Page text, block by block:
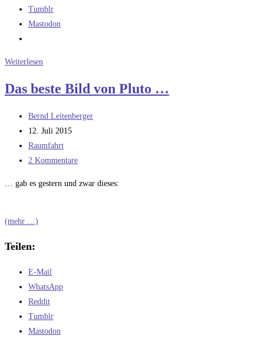
Tumblr
Mastodon
Weiterlesen
einen
als
erste
Stufe
zu
ersetzen
Das beste Bild von Pluto …
Beitrags-
Autor:
Bernd Leitenberger
Beitrag
veröffentlicht:
12. Juli 2015
Beitrags-
Kategorie:
Raumfahrt
Beitrags-
2 Kommentare
… gab es gestern und zwar dieses:
(mehr …)
Teilen:
E-Mail
WhatsApp
Reddit
Tumblr
Mastodon